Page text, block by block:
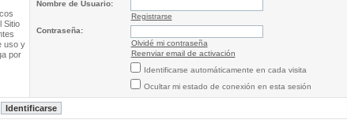
Sitio
uso y
por
Nombre de Usuario:
Registrarse
Contraseña:
Olvidé mi contraseña
Reenviar email de activación
Identificarse automáticamente en cada visita
Ocultar mi estado de conexión en esta sesión